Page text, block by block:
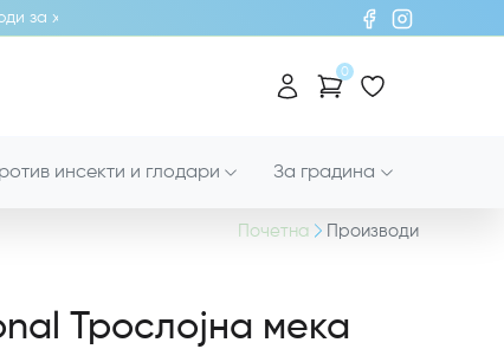
за хигиена!
0
инсекти и глодари За градина
Почетна Производи
Трослојна мека